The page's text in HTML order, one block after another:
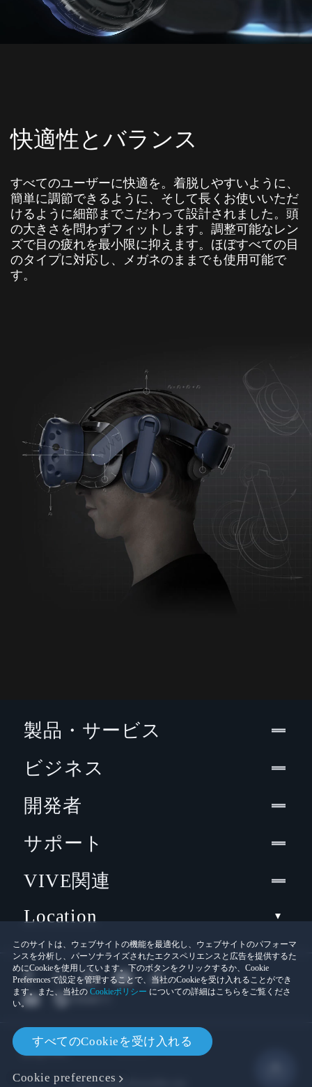
快適性とバランス
すべてのユーザーに快適を。着脱しやすいように、
簡単に調節できるように、そして長くお使いいただ
けるように細部までこだわって設計されました。頭
の大きさを問わずフィットします。調整可能なレン
ズで目の疲れを最小限に抑えます。ほぼすべての目
のタイプに対応し、メガネのままでも使用可能で
す。
このサイトは、ウェブサイトの機能を最適化し、ウェブサイトのパフォーマ
ンスを分析し、パーソナライズされたエクスペリエンスと広告を提供するた
めにCookieを使用しています。下のボタンをクリックするか、Cookie
Preferencesで設定を管理することで、当社のCookieを受け入れることができ
ます。また、当社の Cookieポリシー についての詳細はこちらをご覧くださ
い。
すべてのCookieを受け入れる
Cookie preferences
製品・サービス
ビジネス
開発者
サポート
VIVE関連
Location
© 2011-2026 HTC Corporation
法的情報
Cookies
プライバシー連絡先:Global-Privacy@htc.com